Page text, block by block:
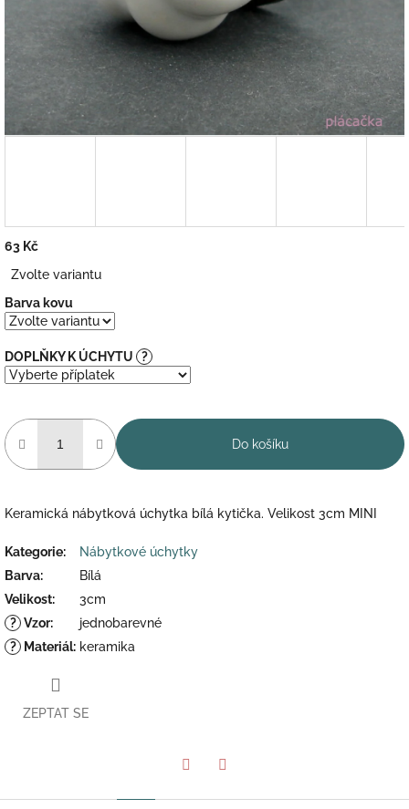
63 Kč
cena:
Zvolte variantu
Barva kovu
DOPLŇKY K ÚCHYTU ?
Do košíku
Keramická nábytková úchytka bílá kytička. Velikost 3cm MINI
Kategorie:
Nábytkové úchytky
Barva:
Bílá
Velikost:
3cm
? Vzor:
jednobarevné
?
Materiál: keramika
ZEPTAT SE